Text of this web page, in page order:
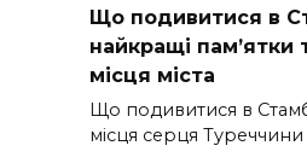
Що подивитися в
найкращі пам’ятки
місця міста
Що подивитися в
місця серця Туреччини